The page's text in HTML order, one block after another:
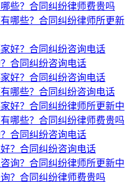
些？合同纠纷律师费贵吗
哪些？合同纠纷律师所更新
好？合同纠纷咨询电话
合同纠纷咨询电话
好？合同纠纷咨询电话
哪些？合同纠纷咨询电话
好？合同纠纷律师所更新中
哪些？合同纠纷律师费贵吗
合同纠纷咨询电话
？合同纠纷咨询电话
询？合同纠纷律师所更新中
？合同纠纷律师费贵吗